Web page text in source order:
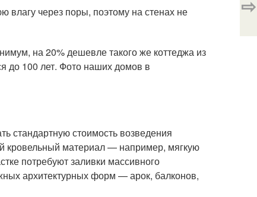
влагу через поры, поэтому на стенах не
на 20% дешевле такого же коттеджа из
до 100 лет. Фото наших домов в
стандартную стоимость возведения
кровельный материал — например, мягкую
потребуют заливки массивного
архитектурных форм — арок, балконов,
⇨